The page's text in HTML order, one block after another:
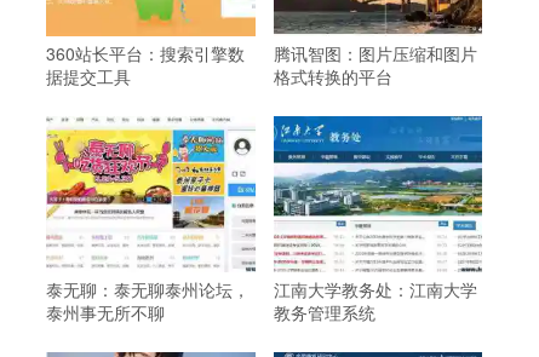
360站长平台：搜索引擎数
据提交工具
腾讯智图：图片压缩和图片
格式转换的平台
泰无聊：泰无聊泰州论坛，
泰州事无所不聊
江南大学教务处：江南大学
教务管理系统